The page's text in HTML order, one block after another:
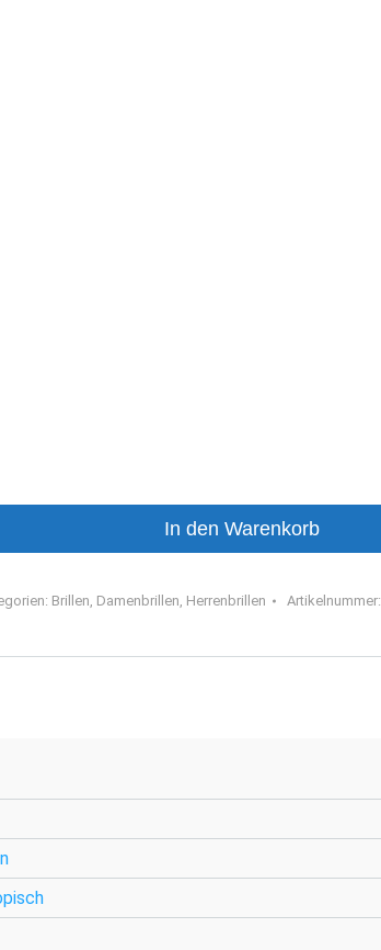
In den Warenkorb
Brillen, Damenbrillen, Herrenbrillen Artikelnummer: